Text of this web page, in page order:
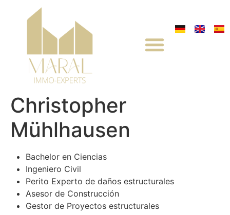
Christopher
Mühlhausen
Bachelor en Ciencias
Ingeniero Civil
Perito Experto de daños estructurales
Asesor de Construcción
Gestor de Proyectos estructurales